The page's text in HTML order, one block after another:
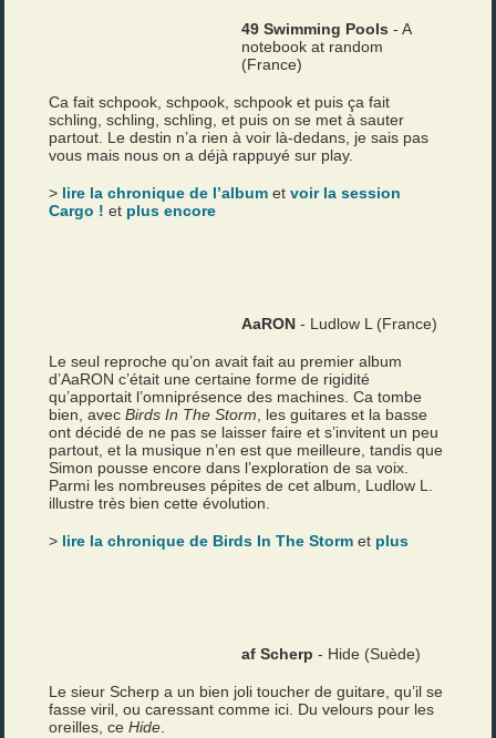
49 Swimming Pools - A
notebook at random
(France)
Ca fait schpook, schpook, schpook et puis ça fait
schling, schling, schling, et puis on se met à sauter
partout. Le destin n’a rien à voir là-dedans, je sais pas
vous mais nous on a déjà rappuyé sur play.
> lire la chronique de l’album etvoir la session
Cargo ! et plus encore
AaRON - Ludlow L (France)
Le seul reproche qu’on avait fait au premier album
d’AaRON c’était une certaine forme de rigidité
qu’apportait l’omniprésence des machines. Ca tombe
bien, avecBirds In The Storm , les guitares et la basse
ont décidé de ne pas se laisser faire et s’invitent un peu
partout, et la musique n’en est que meilleure, tandis que
Simon pousse encore dans l’exploration de sa voix.
Parmi les nombreuses pépites de cet album, Ludlow L.
illustre très bien cette évolution.
> lire la chronique de Birds In The Storm et plus
af Scherp - Hide (Suède)
Le sieur Scherp a un bien joli toucher de guitare, qu’il se
fasse viril, ou caressant comme ici. Du velours pour les
oreilles, ceHide